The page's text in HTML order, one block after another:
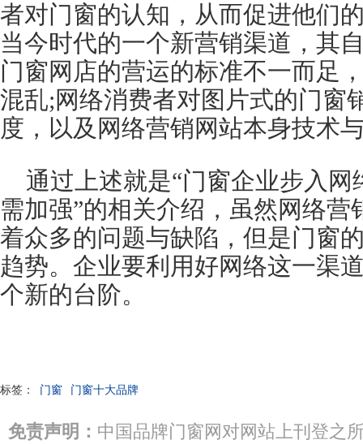
者对门窗的认知，从而促进他们
当今时代的一个新营销渠道，其
门窗网店的营运的标准不一而足
混乱;网络消费者对图片式的门窗
度，以及网络营销网站本身技术
通过上述就是“门窗企业步入
需加强”的相关介绍，虽然网络
着众多的问题与缺陷，但是门窗
趋势。企业要利用好网络这一渠
个新的台阶。
标签： 门窗 门窗十大品牌
免责声明： 中国品牌门窗网对网站上刊登之